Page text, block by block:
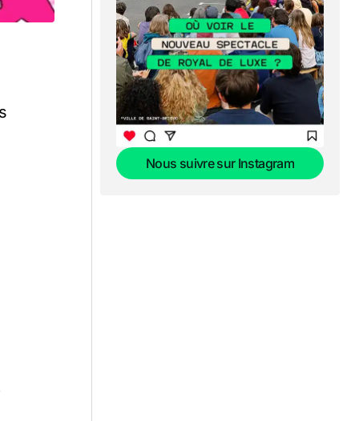
Nous suivre sur Instagram